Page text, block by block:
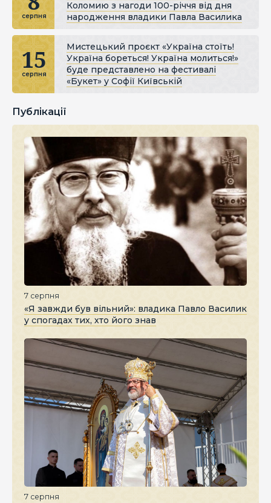
серпня
Коломию з нагоди 100-річчя від дня
народження владики Павла Василика
15
серпня
Мистецький проєкт «Україна стоїть!
Україна бореться! Україна молиться!»
буде представлено на фестивалі
«Букет» у Софії Київській
Публікації
7 серпня
«Я завжди був вільний»: владика Павло Василик
у спогадах тих, хто його знав
7 серпня